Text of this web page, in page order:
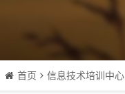
首页 信息技术培训中心